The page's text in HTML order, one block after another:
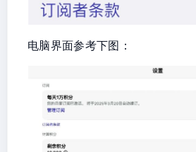
电脑界面参考下图：